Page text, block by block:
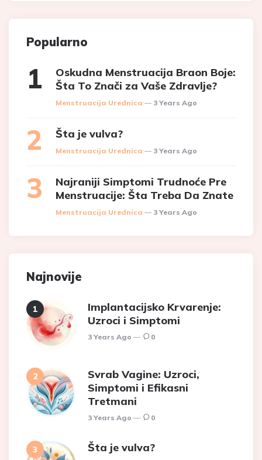
Popularno
Oskudna Menstruacija Braon Boje:
Šta To Znači za Vaše Zdravlje?
Posted
Menstruacija Urednica 3 Years Ago
Šta je vulva?
Posted
Menstruacija Urednica 3 Years Ago
Najraniji Simptomi Trudnoće Pre
Menstruacije: Šta Treba Da Znate
Posted
Menstruacija Urednica 3 Years Ago
Najnovije
Implantacijsko Krvarenje:
Uzroci i Simptomi
3 Years Ago 0
Svrab Vagine: Uzroci,
Simptomi i Efikasni
Tretmani
3 Years Ago 0
Šta je vulva?